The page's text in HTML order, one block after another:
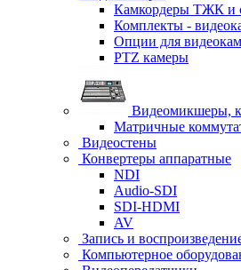
Камкордеры ТЖК и
Комплекты -
Опции для
PTZ камеры
Видеомикшеры,
Матричные
Видеостены
Конвертеры аппаратные
NDI
Audio-SDI
SDI-HDMI
AV
Запись и
Компьютерное